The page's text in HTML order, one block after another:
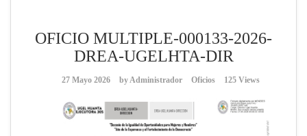
OFICIO MULTIPLE-000133-2026-
DREA-UGELHTA-DIR
27 Mayo 2026 byAdministrador Oficios 125 Views